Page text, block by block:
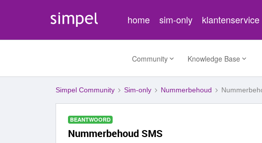
home sim-only klantenservice
Community Knowledge Base
Simpel Community Sim-only Nummerbehoud
BEANTWOORD
Nummerbehoud SMS